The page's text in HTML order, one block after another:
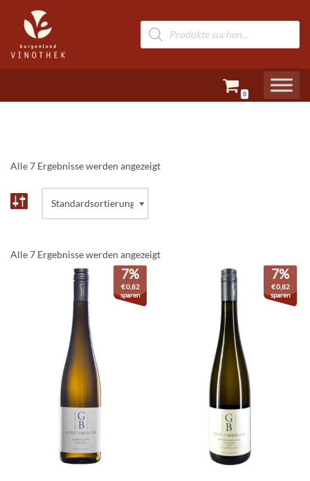
Zum
Inhalt
springen
0
Alle 7 Ergebnisse werden angezeigt
Alle 7 Ergebnisse werden angezeigt
7%
€0,82
sparen
7%
€0,82
sparen